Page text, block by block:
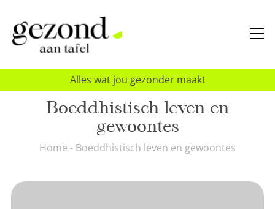
Alles wat jou gezonder maakt
Boeddhistisch leven en
gewoontes
Home - Boeddhistisch leven en gewoontes